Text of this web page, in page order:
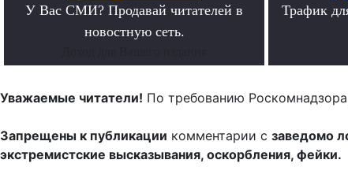
У Вас СМИ? Продавай читателей в
новостную сеть.
Трафик
Уважаемые читатели! По требованию
Запрещены к публикации комментарии с заведомо
экстремистские высказывания, оскорбления, фейки.